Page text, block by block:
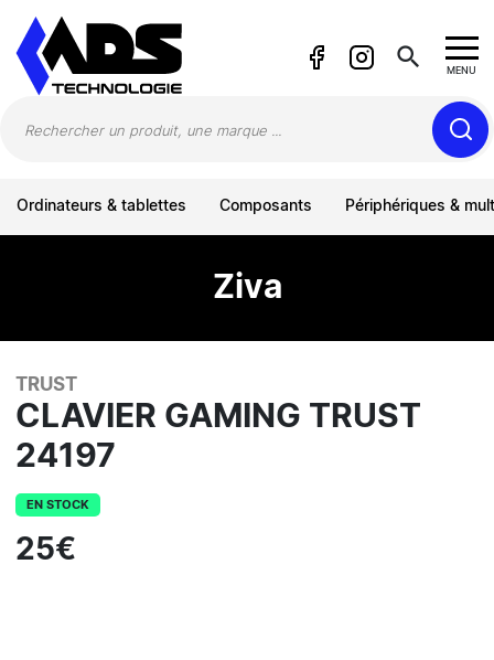
search MENU
Ordinateurs & tablettes Composants Périphériques &
Ziva
TRUST
CLAVIER GAMING TRUST
24197
EN STOCK
25€